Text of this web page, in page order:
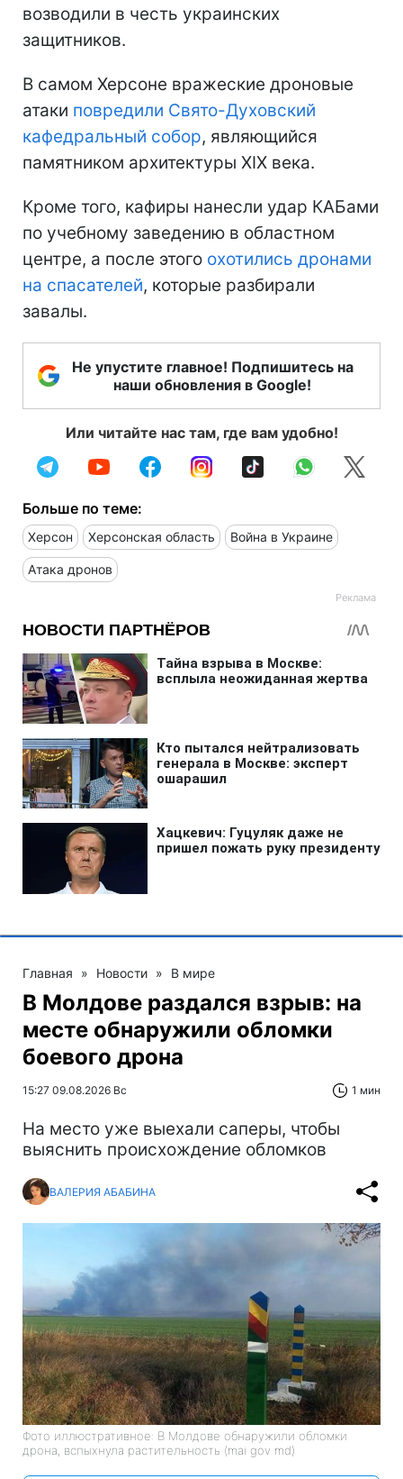
возводили в честь украинских
защитников.
В самом Херсоне вражеские дроновые
атаки повредили Свято-Духовский
кафедральный собор, являющийся
памятником архитектуры XIX века.
Кроме того, кафиры нанесли удар КАБами
по учебному заведению в областном
центре, а после этого охотились дронами
на спасателей, которые разбирали
завалы.
Не упустите главное! Подпишитесь на
наши обновления в Google!
Или читайте нас там, где вам удобно!
Больше по теме:
Херсон Херсонская область Война в Украине
Атака дронов
Главная » Новости » В мире
В Молдове раздался взрыв: на
месте обнаружили обломки
боевого дрона
15:27 09.08.2026 Вс 1 мин
На место уже выехали саперы, чтобы
выяснить происхождение обломков
ВАЛЕРИЯ АБАБИНА
Фото иллюстративное: В Молдове обнаружили обломки
дрона, вспыхнула растительность (mai gov md)